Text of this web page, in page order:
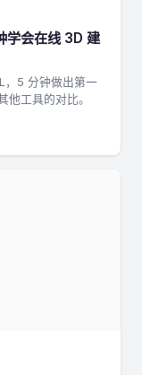
会在线 3D 建
，5 分钟做出第一
工具的对比。